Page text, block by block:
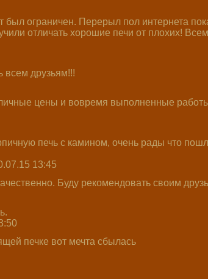
ограничен. Перерыл пол интернета
отличать хорошие печи от плохих!
всем друзьям!!!
цены и вовремя выполненные
печь с камином, очень рады что
13:45
Буду рекомендовать своим
печке вот мечта сбылась